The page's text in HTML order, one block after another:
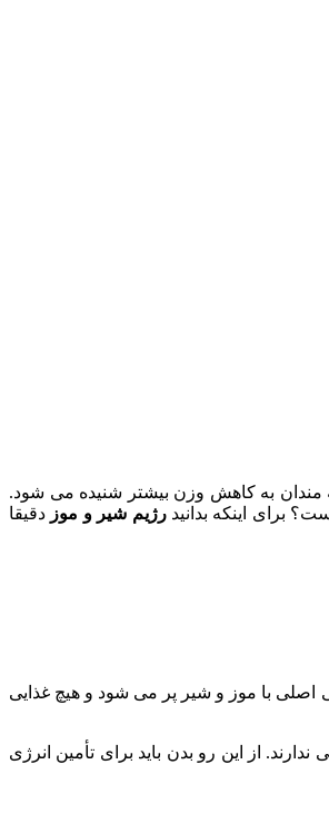
مندان به کاهش وزن بیشتر شنیده می شود.
برای اینکه بدانیدرژیم شیر و موز دقیقا
اصلی با موز و شیر پر می شود و هیچ غذایی
از این رو بدن باید برای تأمین انرژی